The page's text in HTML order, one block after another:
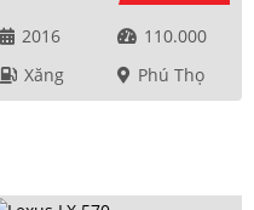
2016
110.000
Xăng
Phú Thọ